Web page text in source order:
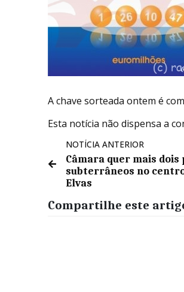
A chave sorteada ontem é
Esta notícia não dispensa a
NOTÍCIA ANTERIOR
Câmara quer mais dois
subterrâneos no
Elvas
Compartilhe este